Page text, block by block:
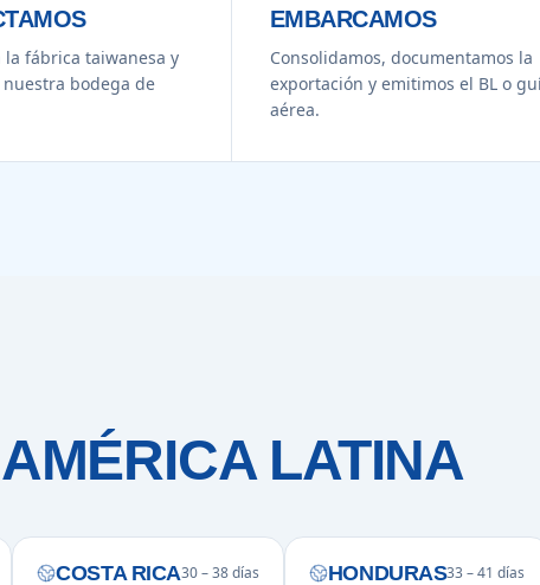
la fábrica taiwanesa y
bodega de
EMBARCAMOS
Consolidamos, documentamos la
exportación y emitimos el BL o
aérea.
LATINA
COSTA RICA30 – 38 días HONDURAS33 – 41 días